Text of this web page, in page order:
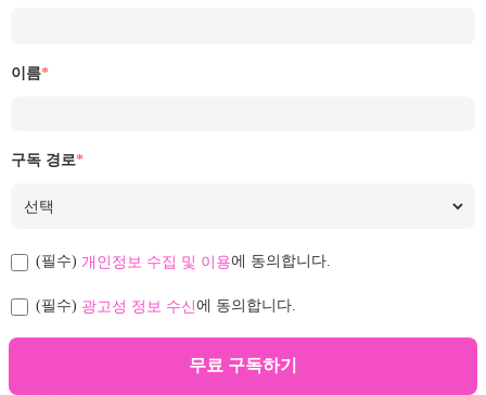
이름*
구독 경로*
(필수) 개인정보 수집 및 이용에 동의합니다.
(필수) 광고성 정보 수신에 동의합니다.
무료 구독하기